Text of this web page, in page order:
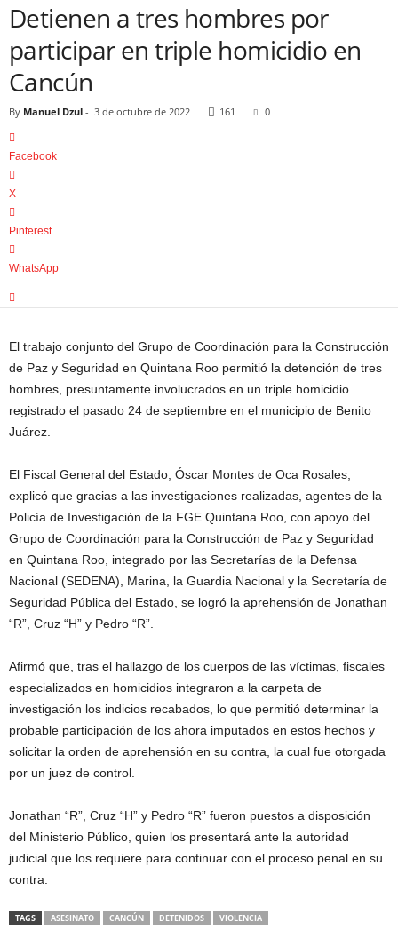
Detienen a tres hombres por
participar en triple homicidio en
Cancún
By Manuel Dzul - 3 de octubre de 2022 161 0
Facebook
X
Pinterest
WhatsApp
El trabajo conjunto del Grupo de Coordinación para la Construcción
de Paz y Seguridad en Quintana Roo permitió la detención de tres
hombres, presuntamente involucrados en un triple homicidio
registrado el pasado 24 de septiembre en el municipio de Benito
Juárez.
El Fiscal General del Estado, Óscar Montes de Oca Rosales,
explicó que gracias a las investigaciones realizadas, agentes de la
Policía de Investigación de la FGE Quintana Roo, con apoyo del
Grupo de Coordinación para la Construcción de Paz y Seguridad
en Quintana Roo, integrado por las Secretarías de la Defensa
Nacional (SEDENA), Marina, la Guardia Nacional y la Secretaría de
Seguridad Pública del Estado, se logró la aprehensión de Jonathan
“R”, Cruz “H” y Pedro “R”.
Afirmó que, tras el hallazgo de los cuerpos de las víctimas, fiscales
especializados en homicidios integraron a la carpeta de
investigación los indicios recabados, lo que permitió determinar la
probable participación de los ahora imputados en estos hechos y
solicitar la orden de aprehensión en su contra, la cual fue otorgada
por un juez de control.
Jonathan “R”, Cruz “H” y Pedro “R” fueron puestos a disposición
del Ministerio Público, quien los presentará ante la autoridad
judicial que los requiere para continuar con el proceso penal en su
contra.
TAGS ASESINATO CANCÚN DETENIDOS VIOLENCIA